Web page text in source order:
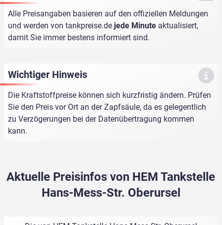
Alle Preisangaben basieren auf den offiziellen Meldungen
und werden von tankpreise.de jede Minute aktualisiert,
damit Sie immer bestens informiert sind.
Wichtiger Hinweis
Die Kraftstoffpreise können sich kurzfristig ändern. Prüfen
Sie den Preis vor Ort an der Zapfsäule, da es gelegentlich
zu Verzögerungen bei der Datenübertragung kommen
kann.
Aktuelle Preisinfos von HEM Tankstelle
Hans-Mess-Str. Oberursel